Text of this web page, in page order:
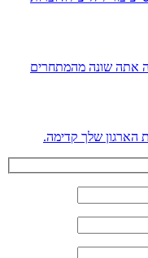
אתה שונה מהמתחרים
שלך קדימה.